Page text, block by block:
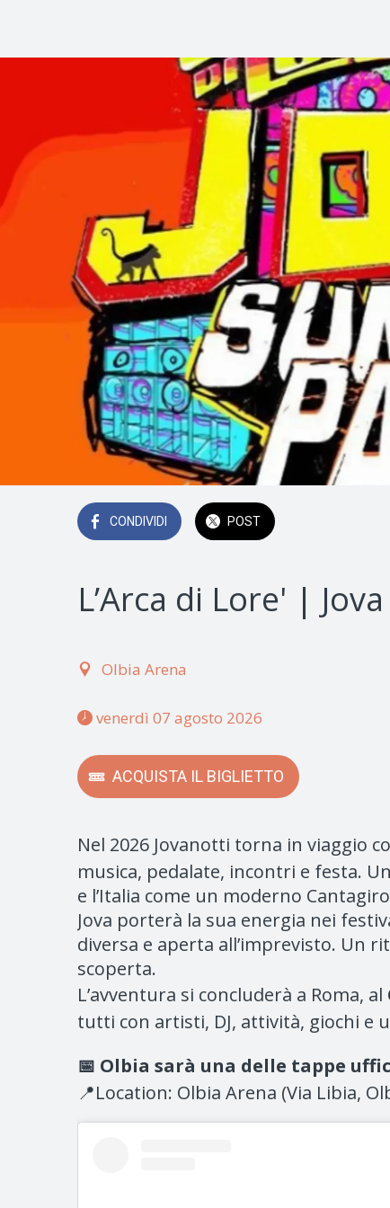
CONDIVIDI POST
L’Arca di Lore' |
Olbia Arena
venerdì 07 agosto 2026
ACQUISTA IL BIGLIETTO
Nel 2026 Jovanotti torna in viaggio
musica, pedalate, incontri e festa.
e l’Italia come un moderno
Jova porterà la sua energia nei
diversa e aperta all’imprevisto. Un
scoperta.
L’avventura si concluderà a Roma, al
tutti con artisti, DJ, attività, giochi e
📅 Olbia sarà una delle tappe
📍Location: Olbia Arena (Via Libia,